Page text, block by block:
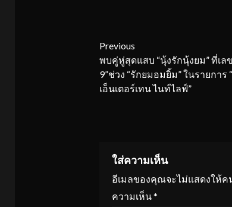
Continue
Reading
Previous
พบคู่หู่สุดแสบ “นุ้งรักนุ้งยม” ที่เล
9”ช่วง “รักยมอมยิ้ม” ในรายการ
เอ็นเตอร์เทน ไนท์ไลฟ์”
ใส่ความเห็น
อีเมลของคุณจะไม่แสดงให้ค
ความเห็น*